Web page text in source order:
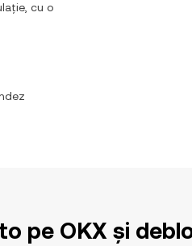
cu o
pe OKX și